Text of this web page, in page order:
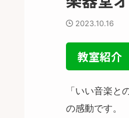
2023.10.16
教室紹介
「いい音楽
の感動です。